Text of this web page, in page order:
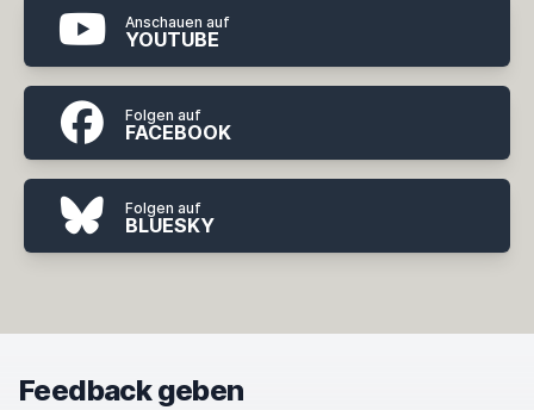
Anschauen auf
YOUTUBE
Folgen auf
FACEBOOK
Folgen auf
BLUESKY
Feedback geben